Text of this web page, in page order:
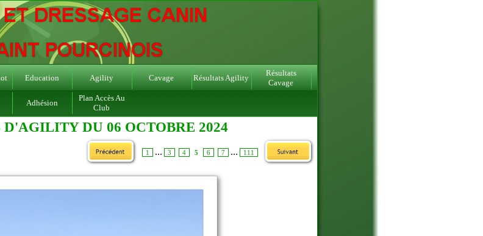
Education Agility Cavage Résultats Agility
Résultats
Cavage
Adhésion
Plan Accès Au
Club
D'AGILITY DU 06 OCTOBRE 2024
1 ... 3 4 5 6 7 ... 111